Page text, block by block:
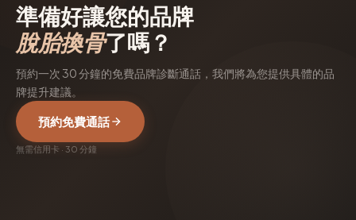
準備好讓您的品牌
脫胎換骨了嗎？
預約一次 30 分鐘的免費品牌診斷通話，我們將為您提供具體的品
牌提升建議。
預約免費通話
無需信用卡 · 30 分鐘